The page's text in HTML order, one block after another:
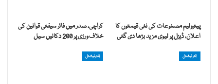
پیٹرولیم مصنوعات کی نئی قیمتوں کا
اعلان، ڈیزل پر لیوی مزید بڑھا دی گئی
کراچی، صدر میں فائر سیفٹی قوانین کی
خلاف ورزی پر 200 دکانیں سیل
انٹرنیشنل انٹرنیشنل